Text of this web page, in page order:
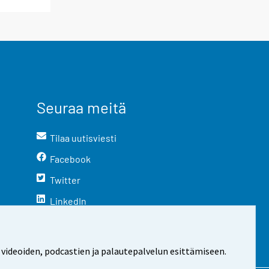
podcastien ja palautepalvelun esittämiseen.
Seuraa meitä
Tilaa uutisviesti
Facebook
Twitter
LinkedIn